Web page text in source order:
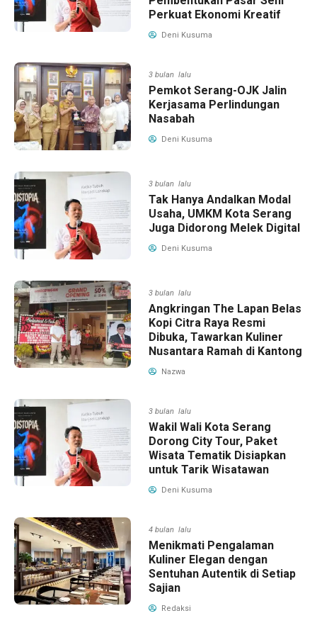
Perkuat Ekonomi Kreatif
Deni Kusuma
3 bulan lalu
Pemkot Serang-OJK Jalin
Kerjasama Perlindungan
Nasabah
Deni Kusuma
3 bulan lalu
Tak Hanya Andalkan Modal
Usaha, UMKM Kota Serang
Juga Didorong Melek Digital
Deni Kusuma
3 bulan lalu
Angkringan The Lapan Belas
Kopi Citra Raya Resmi
Dibuka, Tawarkan Kuliner
Nusantara Ramah di Kantong
Nazwa
3 bulan lalu
Wakil Wali Kota Serang
Dorong City Tour, Paket
Wisata Tematik Disiapkan
untuk Tarik Wisatawan
Deni Kusuma
4 bulan lalu
Menikmati Pengalaman
Kuliner Elegan dengan
Sentuhan Autentik di Setiap
Sajian
Redaksi